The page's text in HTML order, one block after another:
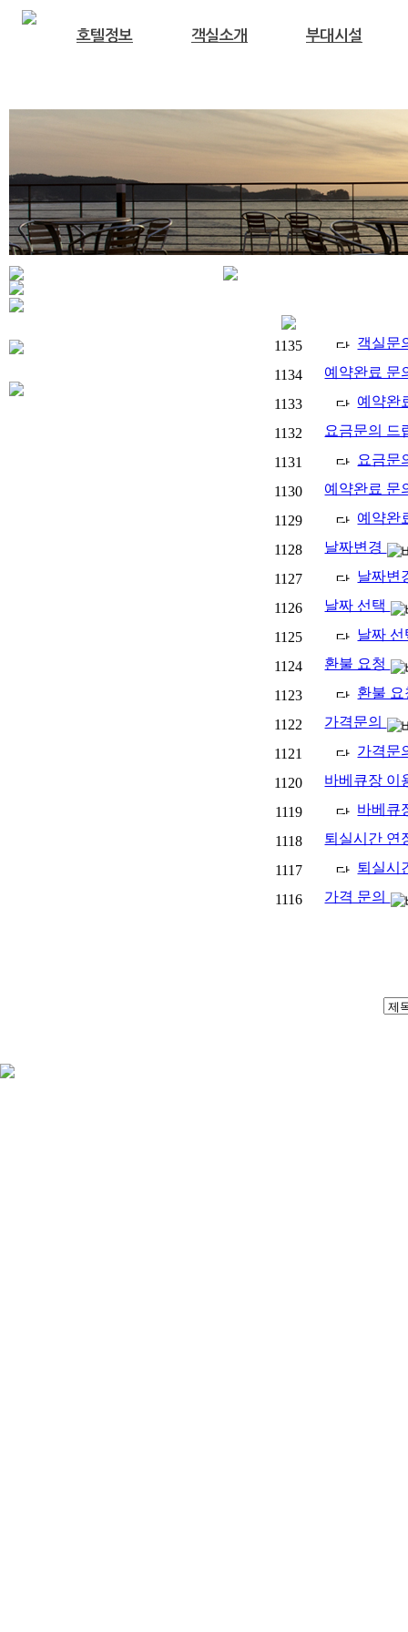
호텔정보 객실소개 부대시설
1135 객실문
1134 예약완료 문
1133 예약완
1132 요금문의 드
1131 요금문
1130 예약완료 문
1129 예약완
1128 날짜변경
1127 날짜변
1126 날짜 선택
1125 날짜
1124 환불 요청
1123 환불
1122 가격문의
1121 가격문
1120 바베큐장 이
1119 바베큐
1118 퇴실시간 연
1117 퇴실시
1116 가격 문의